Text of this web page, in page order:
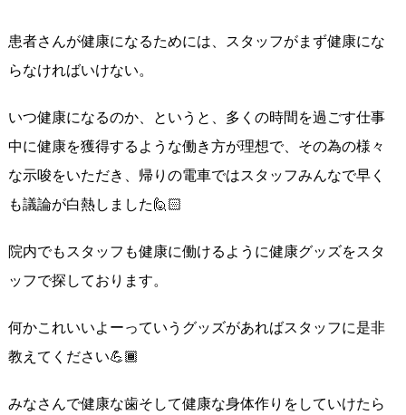
患者さんが健康になるためには、スタッフがまず健康にな
らなければいけない。
いつ健康になるのか、というと、多くの時間を過ごす仕事
中に健康を獲得するような働き方が理想で、その為の様々
な示唆をいただき、帰りの電車ではスタッフみんなで早く
も議論が白熱しました🙋🏻
院内でもスタッフも健康に働けるように健康グッズをスタ
ッフで探しております。
何かこれいいよーっていうグッズがあればスタッフに是非
教えてください💪🏾
みなさんで健康な歯そして健康な身体作りをしていけたら